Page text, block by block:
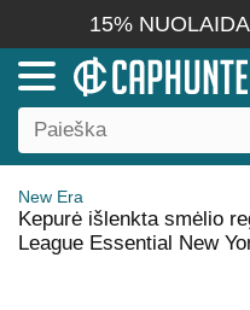
15%
New Era
Kepurė išlenkta smėlio
League Essential New